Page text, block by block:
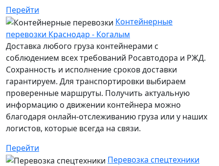
Перейти
Контейнерные
перевозки Краснодар - Когалым
Доставка любого груза контейнерами с
соблюдением всех требований Росавтодора и РЖД.
Сохранность и исполнение сроков доставки
гарантируем. Для транспортировки выбираем
проверенные маршруты. Получить актуальную
информацию о движении контейнера можно
благодаря онлайн-отслеживанию груза или у наших
логистов, которые всегда на связи.
Перейти
Перевозка спецтехники